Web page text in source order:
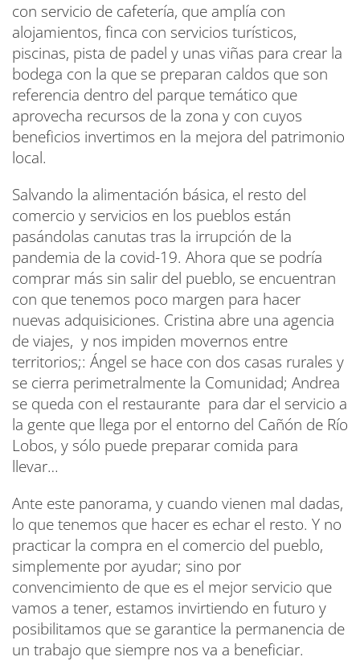
con servicio de cafetería, que amplía con
alojamientos, finca con servicios turísticos,
piscinas, pista de padel y unas viñas para crear la
bodega con la que se preparan caldos que son
referencia dentro del parque temático que
aprovecha recursos de la zona y con cuyos
beneficios invertimos en la mejora del patrimonio
local.
Salvando la alimentación básica, el resto del
comercio y servicios en los pueblos están
pasándolas canutas tras la irrupción de la
pandemia de la covid-19. Ahora que se podría
comprar más sin salir del pueblo, se encuentran
con que tenemos poco margen para hacer
nuevas adquisiciones. Cristina abre una agencia
de viajes, y nos impiden movernos entre
territorios;: Ángel se hace con dos casas rurales y
se cierra perimetralmente la Comunidad; Andrea
se queda con el restaurante para dar el servicio a
la gente que llega por el entorno del Cañón de Río
Lobos, y sólo puede preparar comida para
llevar…
Ante este panorama, y cuando vienen mal dadas,
lo que tenemos que hacer es echar el resto. Y no
practicar la compra en el comercio del pueblo,
simplemente por ayudar; sino por
convencimiento de que es el mejor servicio que
vamos a tener, estamos invirtiendo en futuro y
posibilitamos que se garantice la permanencia de
un trabajo que siempre nos va a beneficiar.